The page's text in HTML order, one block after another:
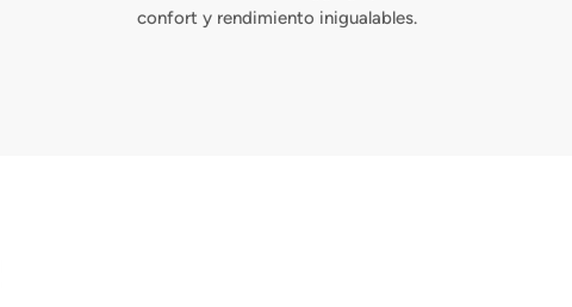
confort y rendimiento inigualables.